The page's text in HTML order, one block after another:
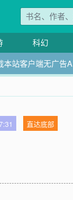
科幻
本站客户端无广告
直达底部